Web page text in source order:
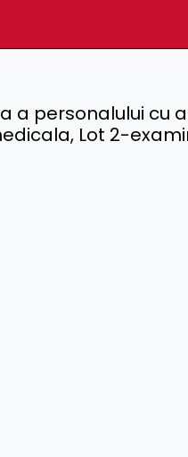
a personalului cu
Lot 2-